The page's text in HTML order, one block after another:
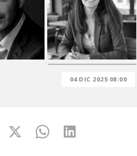
04 DIC 2025 08:00